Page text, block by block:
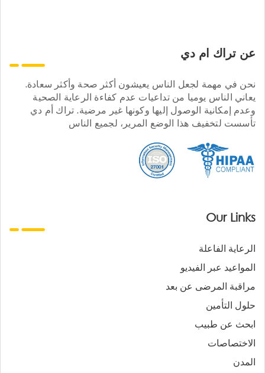
عن تراك ام دي
نحن في مهمة لجعل الناس يعيشون أكثر صحة وأكثر سعادة.
يعاني الناس يوميا من تداعيات عدم كفاءة الرعاية الصحية
وعدم إمكانية الوصول إليها وكونها غير مرضية. تراك أم دي
تأسست لتخفيف هذا الوضع المرير، لجميع الناس
Our Links
الرعاية الفاعلة
المواعيد عبر الفيديو
مراقبة المرضى عن بعد
حلول التأمين
ابحث عن طبيب
الاختصاصات
المدن